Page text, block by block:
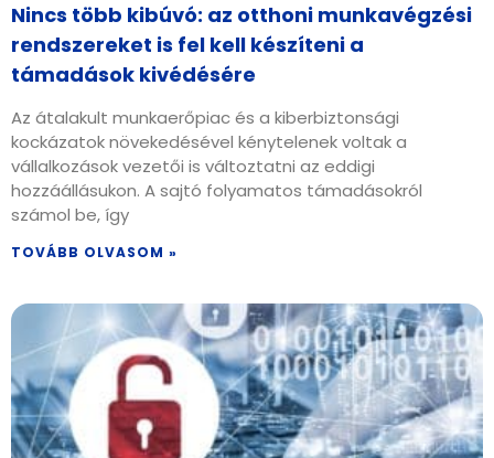
Nincs több kibúvó: az otthoni munkavégzési
rendszereket is fel kell készíteni a
támadások kivédésére
Az átalakult munkaerőpiac és a kiberbiztonsági
kockázatok növekedésével kénytelenek voltak a
vállalkozások vezetői is változtatni az eddigi
hozzáállásukon. A sajtó folyamatos támadásokról
számol be, így
TOVÁBB OLVASOM »